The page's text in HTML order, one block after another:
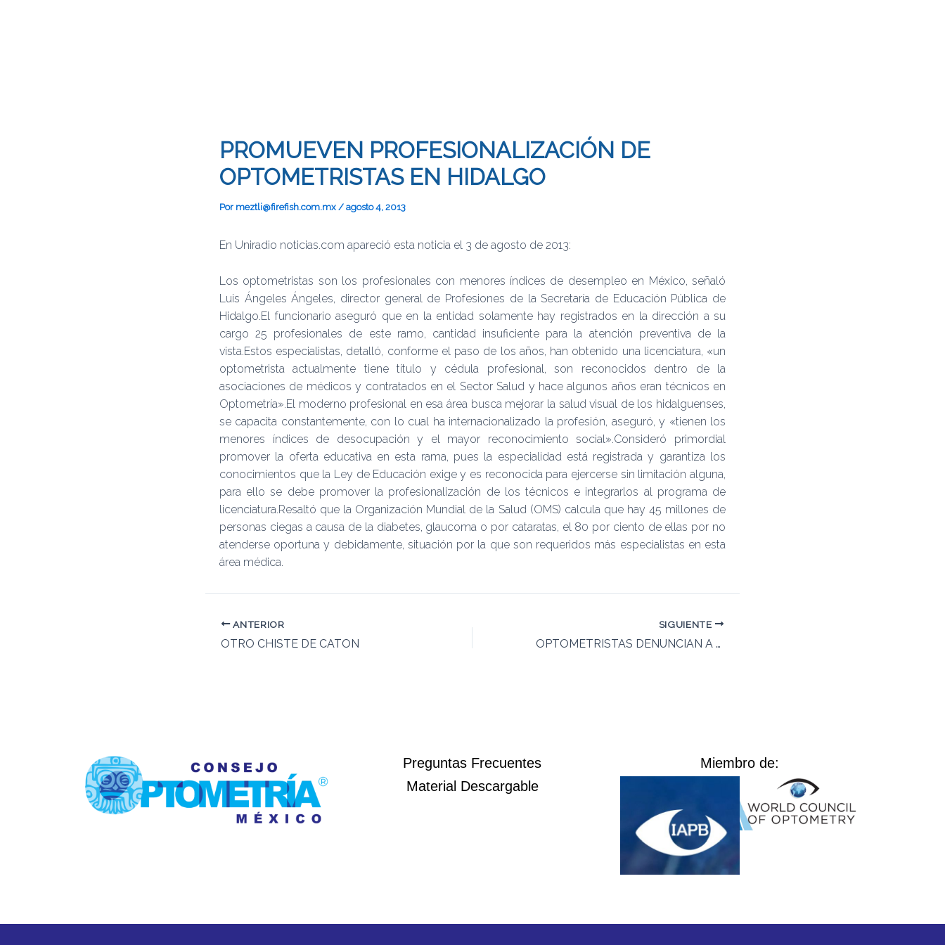
PROMUEVEN PROFESIONALIZACIÓN DE
OPTOMETRISTAS EN HIDALGO
Por meztli@firefish.com.mx / agosto 4, 2013
En Uniradio noticias.com apareció esta noticia el 3 de agosto de 2013:
Los optometristas son los profesionales con menores índices de desempleo en México, señaló
Luis Ángeles Ángeles, director general de Profesiones de la Secretaría de Educación Pública de
Hidalgo.El funcionario aseguró que en la entidad solamente hay registrados en la dirección a su
cargo 25 profesionales de este ramo, cantidad insuficiente para la atención preventiva de la
vista.Estos especialistas, detalló, conforme el paso de los años, han obtenido una licenciatura, «un
optometrista actualmente tiene título y cédula profesional, son reconocidos dentro de la
asociaciones de médicos y contratados en el Sector Salud y hace algunos años eran técnicos en
Optometría».El moderno profesional en esa área busca mejorar la salud visual de los hidalguenses,
se capacita constantemente, con lo cual ha internacionalizado la profesión, aseguró, y «tienen los
menores índices de desocupación y el mayor reconocimiento social».Consideró primordial
promover la oferta educativa en esta rama, pues la especialidad está registrada y garantiza los
conocimientos que la Ley de Educación exige y es reconocida para ejercerse sin limitación alguna,
para ello se debe promover la profesionalización de los técnicos e integrarlos al programa de
licenciatura.Resaltó que la Organización Mundial de la Salud (OMS) calcula que hay 45 millones de
personas ciegas a causa de la diabetes, glaucoma o por cataratas, el 80 por ciento de ellas por no
atenderse oportuna y debidamente, situación por la que son requeridos más especialistas en esta
área médica.
ANTERIOR
OTRO CHISTE DE CATON
SIGUIENTE
OPTOMETRISTAS DENUNCIAN A LAS ÓPTICAS DE «GARAJE»
Preguntas Frecuentes
Material Descargable
Miembro de: